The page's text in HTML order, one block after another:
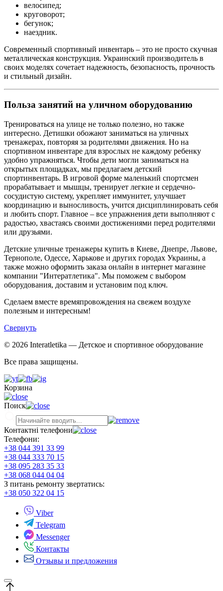
велосипед;
круговорот;
бегунок;
наездник.
Современный спортивный инвентарь – это не просто скучная
металлическая конструкция. Украинский производитель в
своих моделях сочетает надежность, безопасность, прочность
и стильный дизайн.
Польза занятий на уличном оборудованию
Тренироваться на улице не только полезно, но также
интересно. Детишки обожают заниматься на уличных
тренажерах, повторяя за родителями движения. Но на
спортивном инвентаре для взрослых не каждому ребенку
удобно упражняться. Чтобы дети могли заниматься на
открытых площадках, мы предлагаем детский
спортинвентарь. В игровой форме маленький спортсмен
прорабатывает и мышцы, тренирует легкие и сердечно-
сосудистую систему, укрепляет иммунитет, улучшает
координацию и выносливость, учится дисциплинировать себя
и любить спорт. Главное – все упражнения дети выполняют с
радостью, хвастаясь своими достижениями перед родителями
или друзьями.
Детские уличные тренажеры купить в Киеве, Днепре, Львове,
Тернополе, Одессе, Харькове и других городах Украины, а
также можно оформить заказа онлайн в интернет магазине
компании "Интератлетика". Мы поможем с выбором
оборудования, доставим и установим под ключ.
Сделаем вместе времяпровождения на свежем воздухе
полезным и интересным!
Свернуть
© 2026 Interatletika — Детское и спортивное оборудование
Все права защищены.
Корзина
Поиск
Контактні телефони
Телефони:
+38 044 391 33 99
+38 044 333 70 15
+38 095 283 35 33
+38 068 044 04 04
З питань ремонту звертатись:
+38 050 322 04 15
Viber
Telegram
Messenger
Контакты
Отзывы и предложения